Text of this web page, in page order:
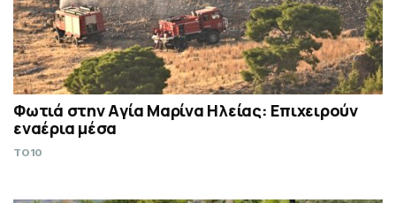
Φωτιά στην Aγία Μαρίνα Ηλείας: Επιχειρούν
εναέρια μέσα
TO10